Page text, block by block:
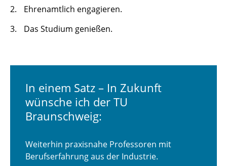
Ehrenamtlich engagieren.
Das Studium genießen.
In einem Satz – In Zukunft
wünsche ich der TU
Braunschweig:
Weiterhin praxisnahe Professoren mit
Berufserfahrung aus der Industrie.